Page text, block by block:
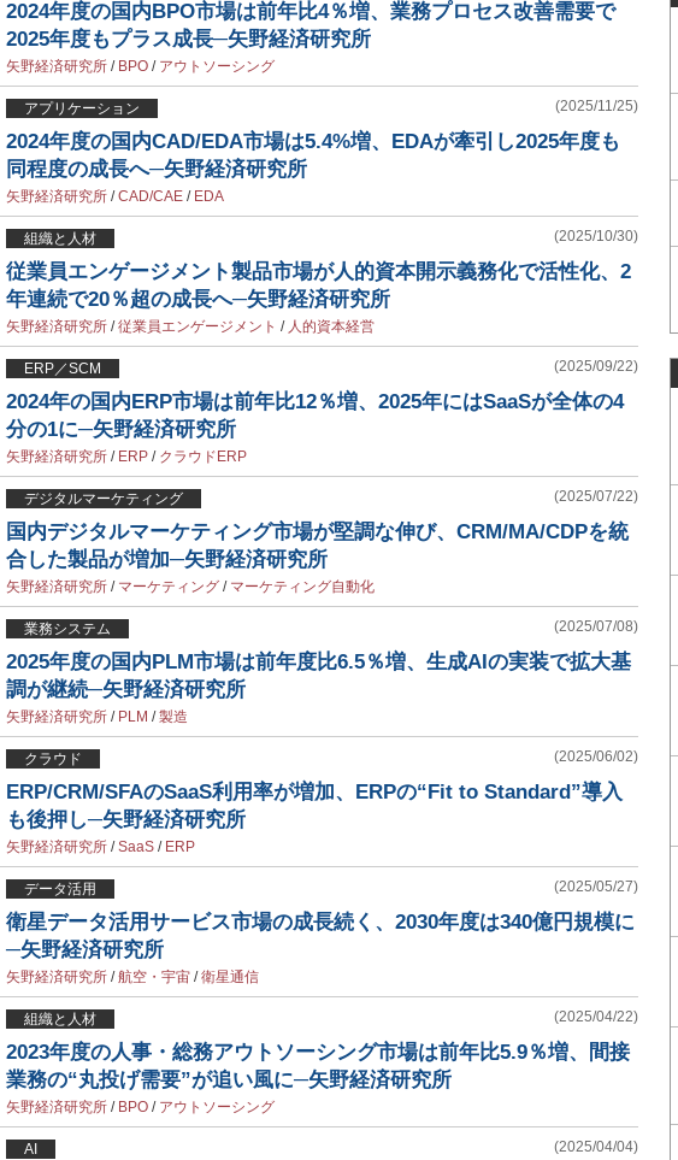
2024年度の国内BPO市場は前年比4％増、業務プロセス改善需要で
2025年度もプラス成長─矢野経済研究所
矢野経済研究所 / BPO / アウトソーシング
アプリケーション (2025/11/25)
2024年度の国内CAD/EDA市場は5.4%増、EDAが牽引し2025年度も
同程度の成長へ─矢野経済研究所
矢野経済研究所 /CAD/CAE / EDA
組織と人材 (2025/10/30)
従業員エンゲージメント製品市場が人的資本開示義務化で活性化、2
年連続で20％超の成長へ─矢野経済研究所
矢野経済研究所 /従業員エンゲージメント / 人的資本経営
ERP／SCM (2025/09/22)
2024年の国内ERP市場は前年比12％増、2025年にはSaaSが全体の4
分の1に─矢野経済研究所
矢野経済研究所 / ERP / クラウドERP
デジタルマーケティング (2025/07/22)
国内デジタルマーケティング市場が堅調な伸び、CRM/MA/CDPを統
合した製品が増加─矢野経済研究所
矢野経済研究所 / マーケティング / マーケティング自動化
業務システム (2025/07/08)
2025年度の国内PLM市場は前年度比6.5％増、生成AIの実装で拡大基
調が継続─矢野経済研究所
矢野経済研究所 / PLM /製造
クラウド (2025/06/02)
ERP/CRM/SFAのSaaS利用率が増加、ERPの“Fit to Standard”導入
も後押し─矢野経済研究所
矢野経済研究所 /SaaS / ERP
データ活用 (2025/05/27)
衛星データ活用サービス市場の成長続く、2030年度は340億円規模に
─矢野経済研究所
矢野経済研究所 /航空・宇宙 /衛星通信
組織と人材 (2025/04/22)
2023年度の人事・総務アウトソーシング市場は前年比5.9％増、間接
業務の“丸投げ需要”が追い風に─矢野経済研究所
矢野経済研究所 / BPO / アウトソーシング
AI (2025/04/04)